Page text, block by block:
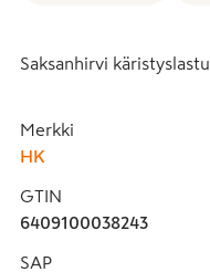
Saksanhirvi käristyslastu.
Merkki
HK
GTIN
6409100038243
SAP